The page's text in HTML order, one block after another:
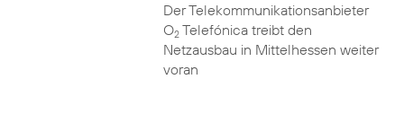
Der Telekommunikationsanbieter
O2Telefónica treibt den
Netzausbau in Mittelhessen weiter
voran